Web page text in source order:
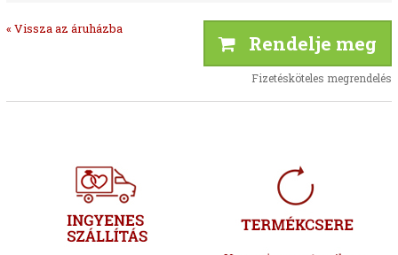
« Vissza az áruházba
Rendelje meg
Fizetésköteles megrendelés